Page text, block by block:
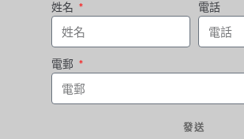
姓名 電話
電郵
發送